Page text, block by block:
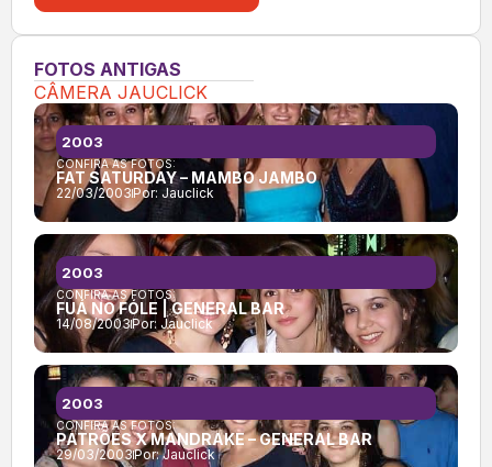
FOTOS ANTIGAS
CÂMERA JAUCLICK
CONFIRA AS FOTOS:
FAT SATURDAY – MAMBO JAMBO
22/03/2003Por: Jauclick
2003
CONFIRA AS FOTOS:
FUÁ NO FÓLE | GENERAL BAR
14/08/2003Por: Jauclick
2003
CONFIRA AS FOTOS:
PATRÕES X MANDRAKE – GENERAL BAR
29/03/2003Por:Jauclick
2003